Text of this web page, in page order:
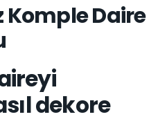
Komple Daire
dekore